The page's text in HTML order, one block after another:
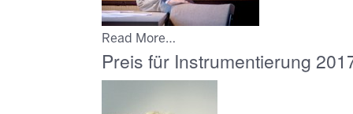
Read More…
Preis für Instrumentierung